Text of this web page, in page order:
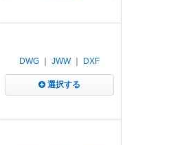
DWG JWW｜ DXF
選択する